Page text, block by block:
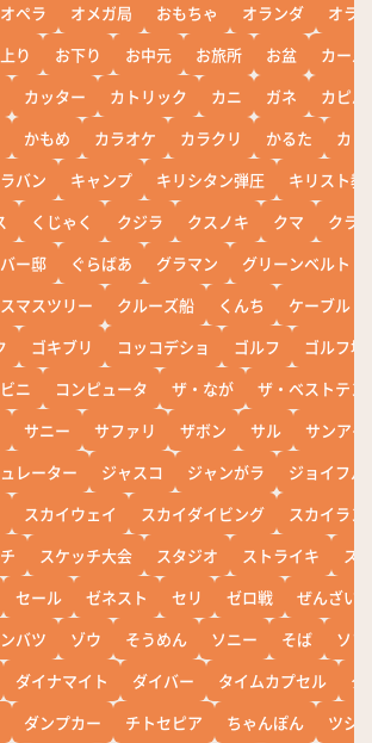
オペラ オメガ局 おもちゃ オランダ
オラ
り お下り お中元 お旅所 お盆
カー
カッター カトリック カニ ガネ
カピバ
かもめ カラオケ カラクリ かるた
カレ
バン キャンプ キリシタン弾圧
キリスト教
くじゃく クジラ クスノキ クマ
クラ
ー邸 ぐらばあ グラマン
グリーンベルト
マスツリー クルーズ船 くんち
ケーブル
ゴキブリ コッコデショ ゴルフ
ゴルフ場
ニ コンピュータ ザ・なが
ザ・ベストテン
サニー サファリ ザボン サル
サンアイ
レーター ジャスコ ジャンがラ
ジョイフル
スカイウェイ スカイダイビング
スカイラン
スケッチ大会 スタジオ ストライキ
ス
セール ゼネスト セリ ゼロ戦
ぜんざい
バツ ゾウ そうめん ソニー そば
ソ
ダイナマイト ダイバー タイムカプセル
タ
ダンプカー チトセピア ちゃんぽん
ツシ